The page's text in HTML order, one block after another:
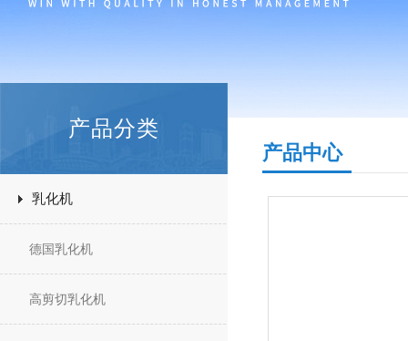
产品分类
乳化机
德国乳化机
高剪切乳化机
产品中心